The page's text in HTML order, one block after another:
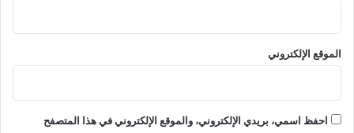
الموقع الإلكتروني
احفظ اسمي، بريدي الإلكتروني، والموقع الإلكتروني في هذا المتصفح